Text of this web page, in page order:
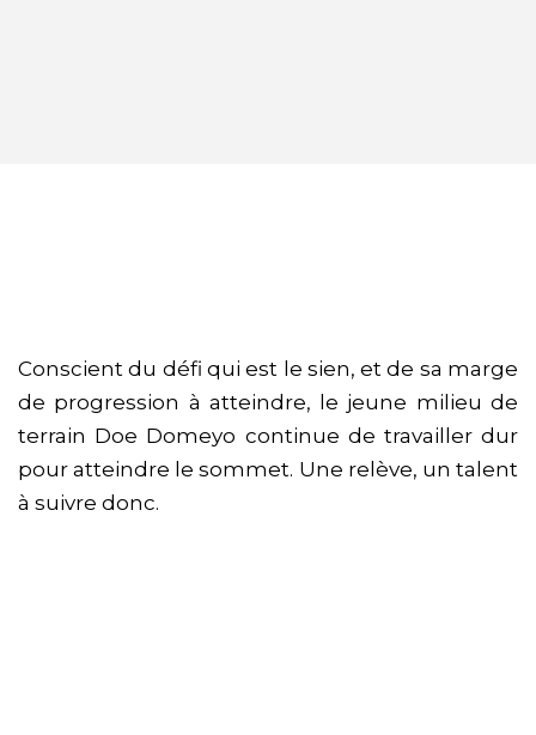
Conscient du défi qui est le sien, et de sa marge
de progression à atteindre, le jeune milieu de
terrain Doe Domeyo continue de travailler dur
pour atteindre le sommet. Une relève, un talent
à suivre donc.